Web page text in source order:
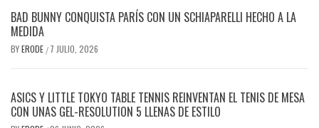
BAD BUNNY CONQUISTA PARÍS CON UN SCHIAPARELLI HECHO A LA
MEDIDA
BYERODE / 7 JULIO, 2026
ASICS Y LITTLE TOKYO TABLE TENNIS REINVENTAN EL TENIS DE MESA
CON UNAS GEL-RESOLUTION 5 LLENAS DE ESTILO